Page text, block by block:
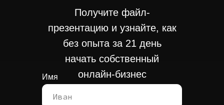
Получите файл-
презентацию и узнайте, как
без опыта за 21 день
начать собственный
онлайн-бизнес
Имя